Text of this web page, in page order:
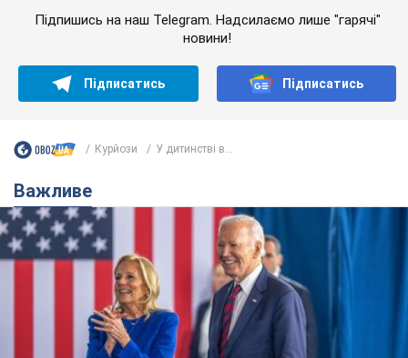
Підпишись на наш Telegram. Надсилаємо лише "гарячі"
новини!
Підписатись Підписатись
Курйози У дитинстві в...
Важливе